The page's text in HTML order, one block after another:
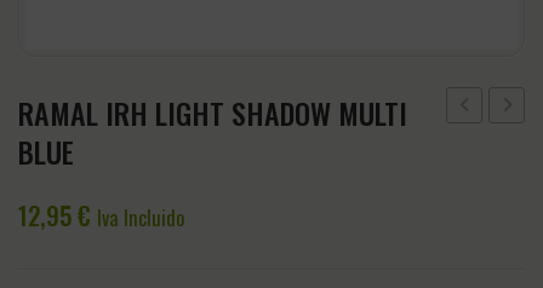
RAMAL IRH LIGHT SHADOW MULTI
BLUE
12,95€ Iva Incluido